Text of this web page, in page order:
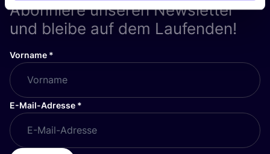
Abonniere unseren Newsletter
und bleibe auf dem Laufenden!
Vorname *
E-Mail-Adresse *